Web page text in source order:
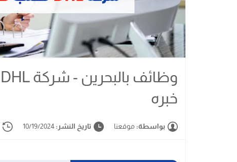
خبره
بواسطة: موقعنا تاريخ النشر: 10/19/2024